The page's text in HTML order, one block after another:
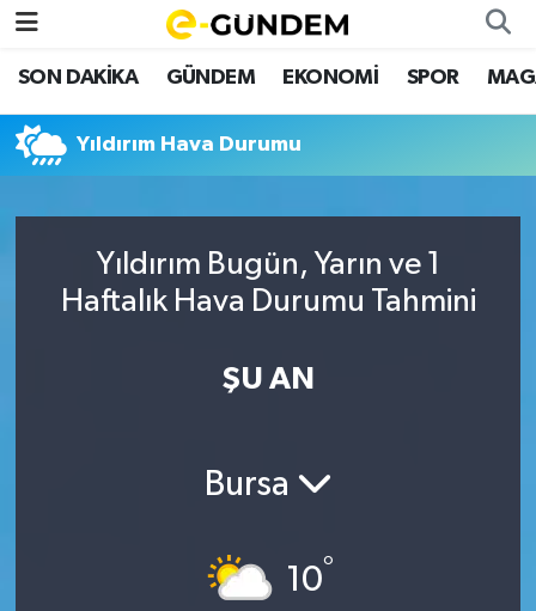
SON DAKİKA GÜNDEM EKONOMİ SPOR
Yıldırım Hava Durumu
Yıldırım Bugün, Yarın ve 1
Haftalık Hava Durumu Tahmini
ŞU AN
Bursa
10°
SON DAKİKA
GÜNDEM
EKONOMİ
SPOR
Nöbetçi Eczaneler
Hava Durumu
Namaz Vakitleri
Trafik Durumu